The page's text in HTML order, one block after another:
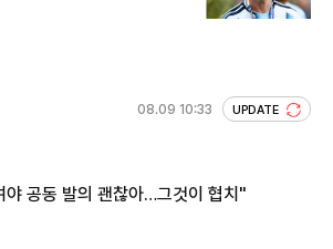
08.09 10:33 UPDATE
공동 발의 괜찮아…그것이 협치"